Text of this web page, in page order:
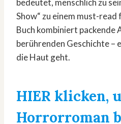
bedeutet, menschlich zu
Show“ zu einem must-
Buch kombiniert packende
berührenden Geschichte –
die Haut geht.
HIER klicken,
Horrorroman